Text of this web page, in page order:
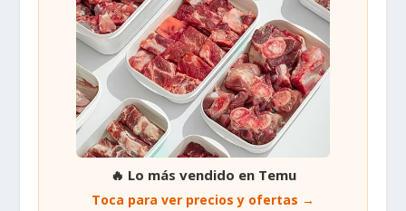
🔥 Lo más vendido en Temu
Toca para ver precios y ofertas →